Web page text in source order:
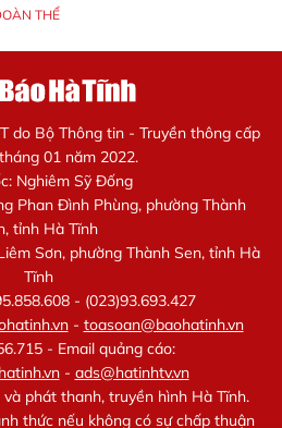
THỂ
do Bộ Thông tin - Truyền thông cấp
01 năm 2022.
Nghiêm Sỹ Đống
Phan Đình Phùng, phường Thành
tỉnh Hà Tĩnh
Sơn, phường Thành Sen, tỉnh Hà
Tĩnh
- (023)93.693.427
- toasoan@baohatinh.vn
- Email quảng cáo:
- ads@hatinhtv.vn
phát thanh, truyền hình Hà Tĩnh.
thức nếu không có sự chấp thuận